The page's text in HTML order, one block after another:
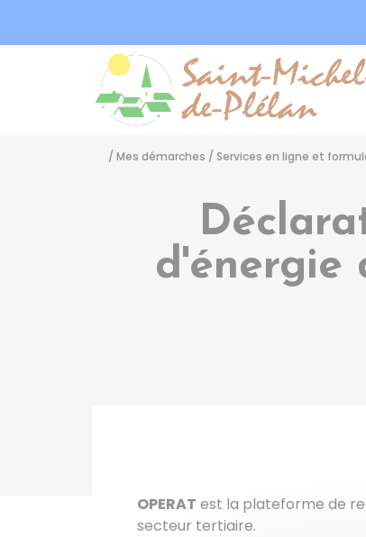
/ Mes démarches / Services en ligne et
d'énergie
OPERAT est la plateforme de
secteur tertiaire.